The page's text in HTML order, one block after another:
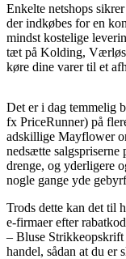
Enkelte netshops
der indkøbes for en
mindst kostelige
tæt på Kolding,
køre dine varer til et
Det er i dag temmelig
fx PriceRunner) på
adskillige Mayflower
nedsætte
drenge, og yderligere
nogle gange yde
Trods dette kan det til
e-firmaer efter
– Bluse
handel, sådan at du er